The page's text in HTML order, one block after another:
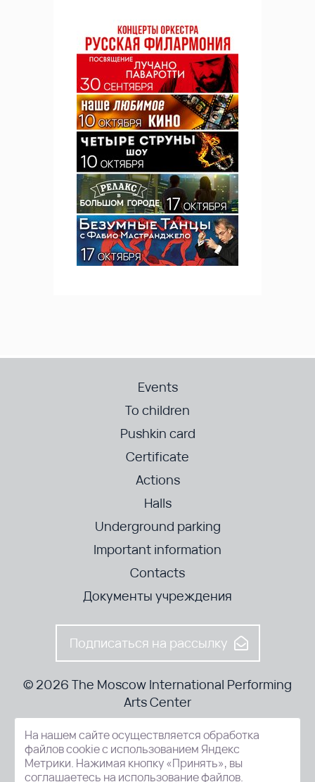
Events
To children
Pushkin card
Certificate
Actions
Halls
Underground parking
Important information
Contacts
Документы учреждения
Подписаться на рассылку
© 2026 The Moscow International Performing
Arts Center
52-8, Kosmodamianskaya nab., Moscow, 115054, Russia
На нашем сайте осуществляется обработка
файлов cookie с использованием Яндекс
Метрики. Нажимая кнопку «Принять», вы
соглашаетесь на использование файлов.